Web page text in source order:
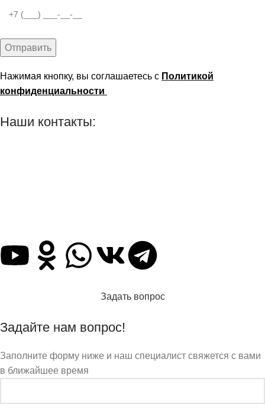
Нажимая кнопку, вы соглашаетесь с Политикой
конфиденциальности
Наши контакты:
Задать вопрос
Задайте нам вопрос!
Заполните форму ниже и наш специалист свяжется с вами
в ближайшее время